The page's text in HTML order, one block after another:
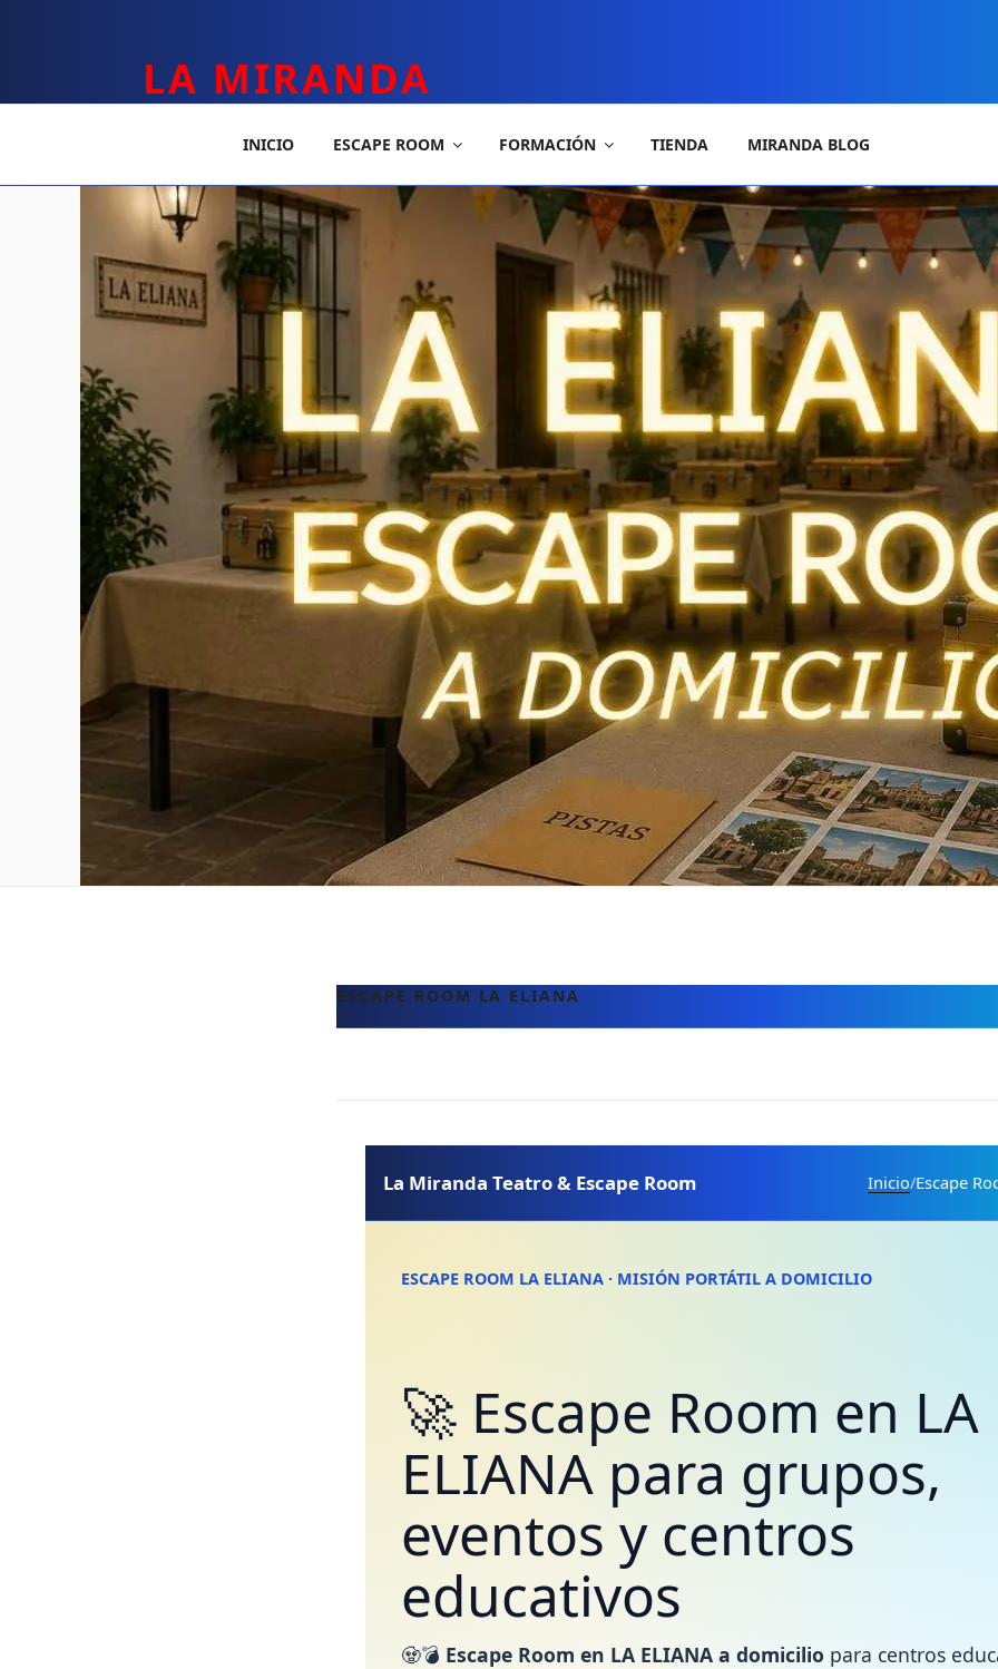
LA MIRANDA
INICIO ESCAPE ROOM FORMACIÓN TIENDA MIRANDA BLOG
ESCAPE ROOM LA ELIANA
La Miranda Teatro & Escape Room Inicio/Escape
ESCAPE ROOM LA ELIANA · MISIÓN PORTÁTIL A DOMICILIO
🚀 Escape Room en LA
ELIANA para grupos,
eventos y centros
educativos
🧟💣 Escape Room en LA ELIANA a domicilio para centros